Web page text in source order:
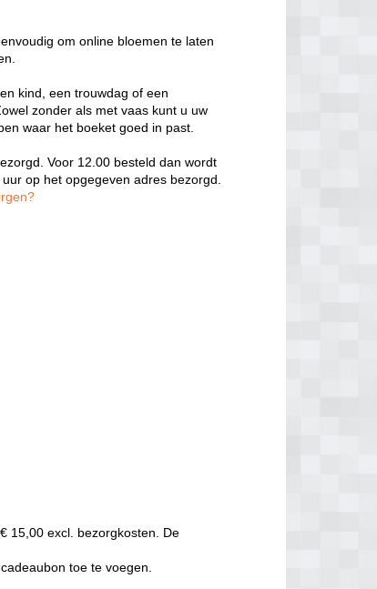
om online bloemen te laten
kind, een trouwdag of een
zonder als met vaas kunt u uw
waar het boeket goed in past.
Voor 12.00 besteld dan wordt
op het opgegeven adres bezorgd.
15,00 excl. bezorgkosten. De
toe te voegen.